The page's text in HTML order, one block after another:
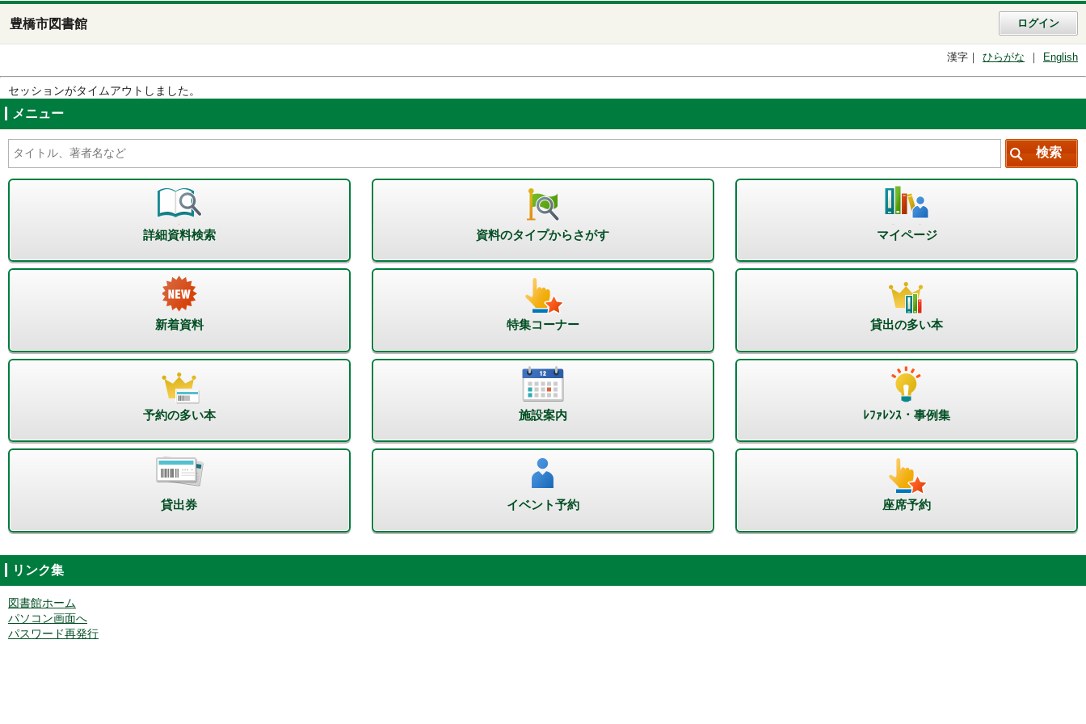
豊橋市図書館 ログイン
漢字 ひらがな English
セッションがタイムアウトしました。
メニュー
詳細資料検索 資料のタイプからさがす マイページ
新着資料 特集コーナー 貸出の多い本
予約の多い本 施設案内 ﾚﾌｧﾚﾝｽ・事例集
貸出券 イベント予約 座席予約
リンク集
図書館ホーム
パソコン画面へ
パスワード再発行